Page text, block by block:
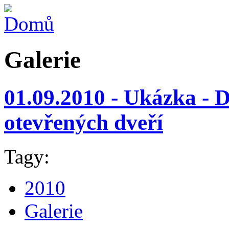
Galerie
01.09.2010 - Ukázka -
otevřených dveří
Tagy:
2010
Galerie